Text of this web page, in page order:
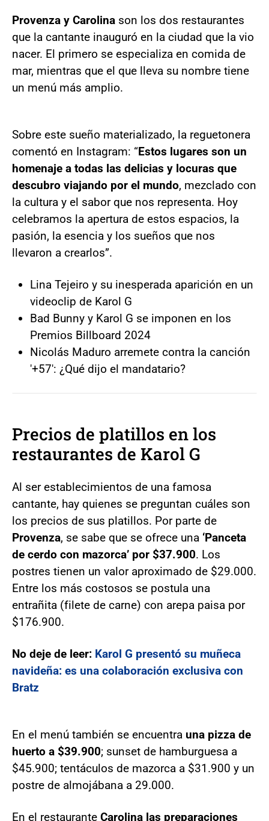
Provenza y Carolina son los dos restaurantes
que la cantante inauguró en la ciudad que la vio
nacer. El primero se especializa en comida de
mar, mientras que el que lleva su nombre tiene
un menú más amplio.
Sobre este sueño materializado, la reguetonera
comentó en Instagram: “Estos lugares son un
homenaje a todas las delicias y locuras que
descubro viajando por el mundo, mezclado con
la cultura y el sabor que nos representa. Hoy
celebramos la apertura de estos espacios, la
pasión, la esencia y los sueños que nos
llevaron a crearlos”.
Lina Tejeiro y su inesperada aparición en un
videoclip de Karol G
Bad Bunny y Karol G se imponen en los
Premios Billboard 2024
Nicolás Maduro arremete contra la canción
'+57': ¿Qué dijo el mandatario?
Precios de platillos en los
restaurantes de Karol G
Al ser establecimientos de una famosa
cantante, hay quienes se preguntan cuáles son
los precios de sus platillos. Por parte de
Provenza, se sabe que se ofrece una ‘Panceta
de cerdo con mazorca’ por $37.900. Los
postres tienen un valor aproximado de $29.000.
Entre los más costosos se postula una
entrañita (filete de carne) con arepa paisa por
$176.900.
No deje de leer: Karol G presentó su muñeca
navideña: es una colaboración exclusiva con
Bratz
En el menú también se encuentra una pizza de
huerto a $39.900; sunset de hamburguesa a
$45.900; tentáculos de mazorca a $31.900 y un
postre de almojábana a 29.000.
En el restaurante Carolina las preparaciones